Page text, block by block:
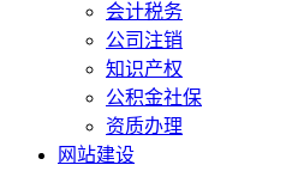
会计税务
公司注销
知识产权
公积金社保
资质办理
网站建设